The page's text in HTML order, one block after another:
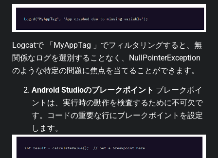
Logcatで 「MyAppTag 」でフィルタリングすると、無
関係なログを選別することなく、NullPointerException
のような特定の問題に焦点を当てることができます。
Android Studioのブレークポイント ブレークポイ
ントは、実行時の動作を検査するために不可欠で
す。コードの重要な行にブレークポイントを設定
します。